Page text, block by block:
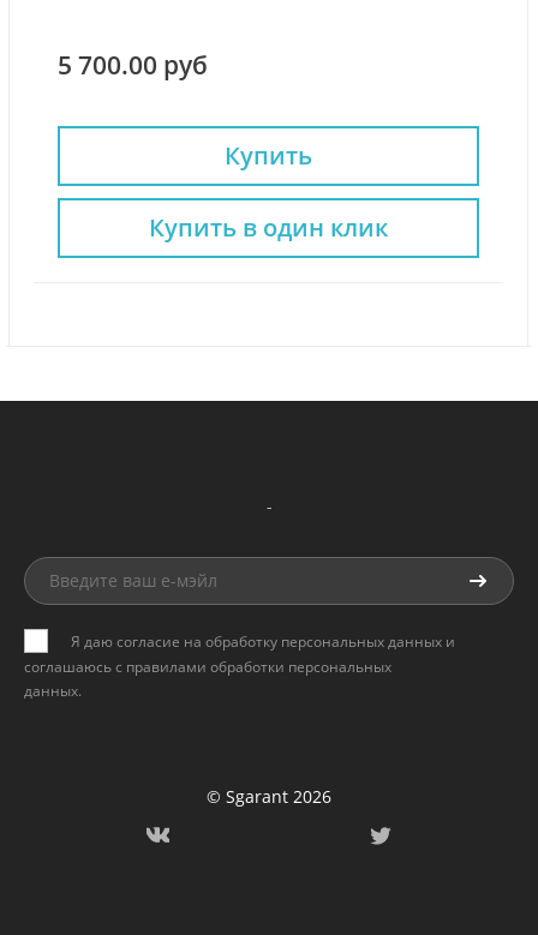
5 700.00 руб
Купить
Купить в один клик
-
Я даю согласие на обработку персональных данных и
соглашаюсь с правилами обработки персональных
данных.
© Sgarant 2026